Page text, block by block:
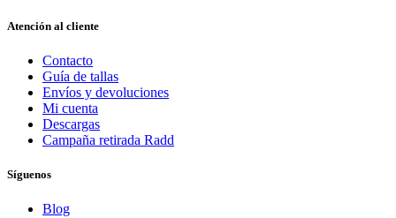
Atención al cliente
Contacto
Guía de tallas
Envíos y devoluciones
Mi cuenta
Descargas
Campaña retirada Radd
Síguenos
Blog